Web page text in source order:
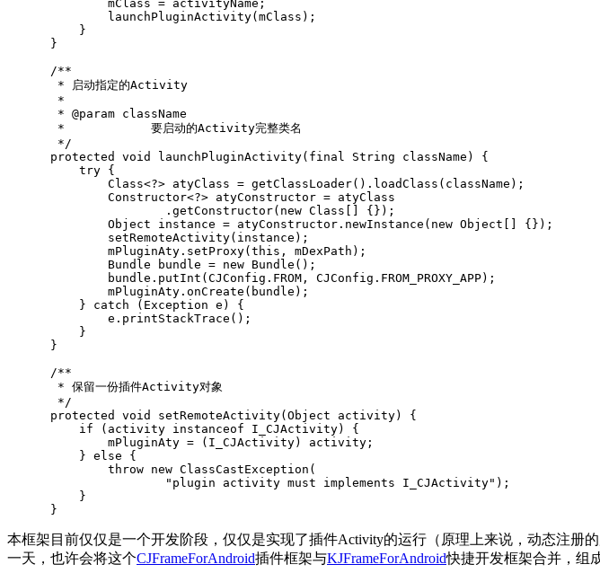
mClass = activityName ;
launchPluginActivity( mClass );
}
}
/**
       * 启动指定的Activity
       *
       * @param className
       *            要启动的Activity完整类名
       */
protected
void launchPluginActivity( final String className )
{
try {
Class<?> atyClass = getClassLoader(). loadClass ( className );
Constructor<?> atyConstructor = atyClass
. getConstructor( new Class
{});
Object
instance = atyConstructor . newInstance ( new Object
{});
setRemoteActivity( instance );
mPluginAty . setProxy( this , mDexPath );
Bundle
bundle = new Bundle ();
bundle . putInt ( CJConfig . FROM , CJConfig . FROM_PROXY_APP);
mPluginAty . onCreate ( bundle );
}
catch ( Exception e )
{
e . printStackTrace ();
}
}
/**
       * 保留一份插件Activity对象
       */
protected
void setRemoteActivity( Object activity)
{
if
( activity instanceof I_CJActivity)
{
mPluginAty = ( I_CJActivity) activity ;
} else
{
throw new ClassCastException (
"plugin activity must implements I_CJActivity" );
}
}
本框架目前仅仅是一个开发阶段，仅仅是实现了插件Activity的运行（原理上来说，动态注册
一天，也许会将这个CJFrameForAndroid插件框架与KJFrameForAndroid快捷开发框架合并，组